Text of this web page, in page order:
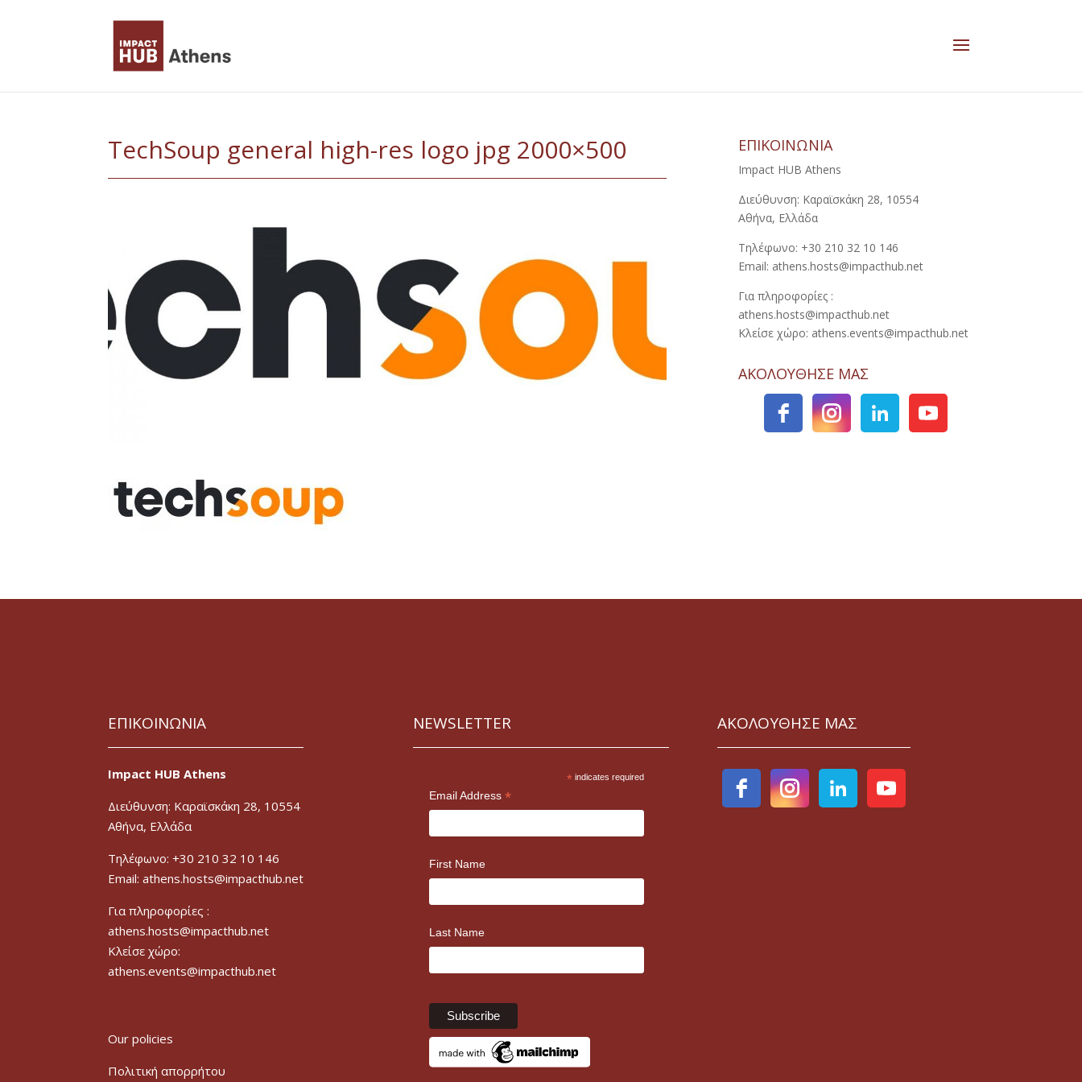
TechSoup general high-res logo jpg 2000×500 ΕΠΙΚΟΙΝΩΝΙΑ
Impact HUB Athens
Διεύθυνση: Καραϊσκάκη 28, 10554
Αθήνα, Ελλάδα
Τηλέφωνο: +30 210 32 10 146
Email: athens.hosts@impacthub.net
Για πληροφορίες :
athens.hosts@impacthub.net
Κλείσε χώρο: athens.events@impacthub.net
ΑΚΟΛΟΥΘΗΣΕ ΜΑΣ
ΕΠΙΚΟΙΝΩΝΙΑ
Impact HUB Athens
Διεύθυνση: Καραϊσκάκη 28, 10554
Αθήνα, Ελλάδα
Τηλέφωνο: +30 210 32 10 146
Email: athens.hosts@impacthub.net
Για πληροφορίες :
athens.hosts@impacthub.net
Κλείσε χώρο:
athens.events@impacthub.net
Our policies
Πολιτική απορρήτου
NEWSLETTER
* indicates required
Email Address *
First Name
Last Name
ΑΚΟΛΟΥΘΗΣΕ ΜΑΣ